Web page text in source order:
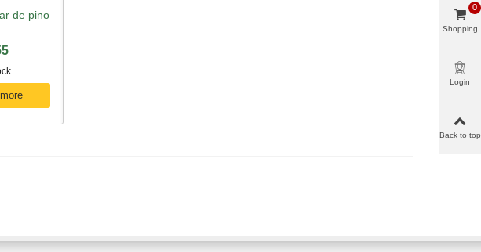
de pino
Shopping
0
Login
Back to top